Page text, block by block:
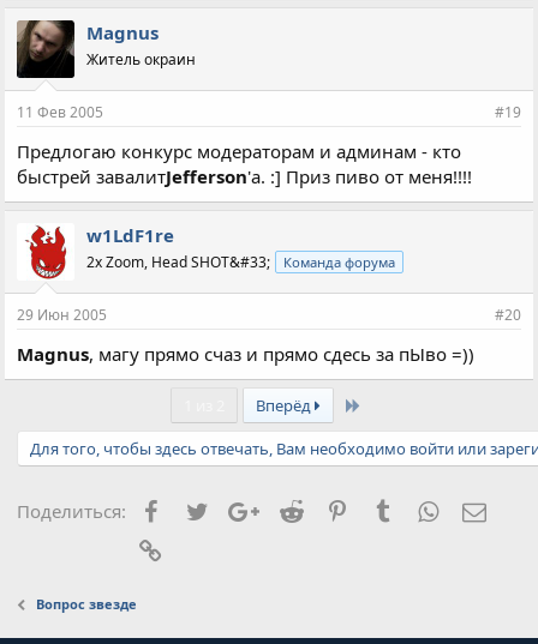
Magnus
Житель окраин
11 Фев 2005 #19
Предлогаю конкурс модераторам и админам - кто
быстрей завалитJefferson'а. :] Приз пиво от меня!!!!
w1LdF1re
2x Zoom, Head SHOT&#33; Команда форума
29 Июн 2005 #20
Magnus, магу прямо счаз и прямо сдесь за пЫво =))
Вперёд Last
Для того, чтобы здесь отвечать, Вам необходимо войти или
Поделиться: Facebook
TwitterGoogle+
Reddit PinterestTumblrWhatsApp
Вопрос звезде